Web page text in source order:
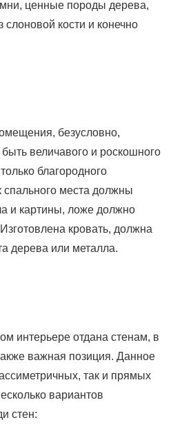
ценные породы дерева,
слоновой кости и конечно
безусловно,
величавого и роскошного
благородного
места должны
и картины, ложе должно
кровать, должна
дерева или металла.
интерьере отдана стенам, в
важная позиция. Данное
так и прямых
вариантов
стен: